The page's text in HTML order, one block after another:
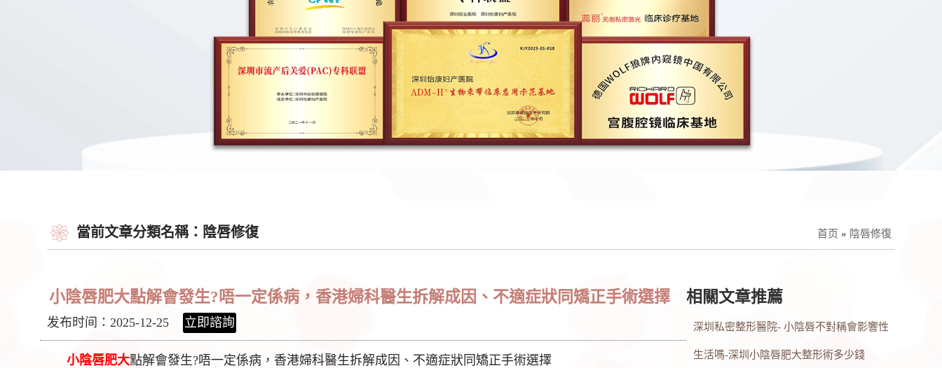
當前文章分類名稱：陰唇修復 首页 » 陰唇修復
小陰唇肥大點解會發生?唔一定係病，香港婦科醫生拆解成因、不適症狀同矯正手術選擇
发布时间：2025-12-25 立即諮詢
小陰唇肥大點解會發生?唔一定係病，香港婦科醫生拆解成因、不適症狀同矯正手術選擇
相關文章推薦
深圳私密整形醫院- 小陰唇不對稱會影響性
生活嗎-深圳小陰唇肥大整形術多少錢